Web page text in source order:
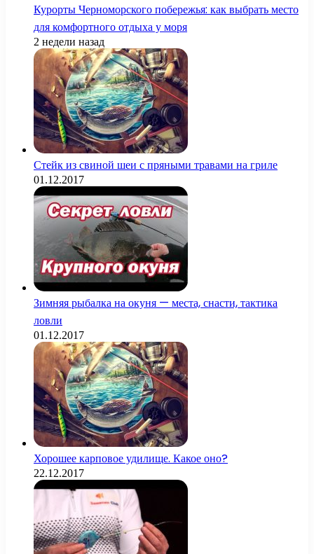
Курорты Черноморского побережья: как выбрать место
для комфортного отдыха у моря
2 недели назад
Стейк из свиной шеи с пряными травами на гриле
01.12.2017
Зимняя рыбалка на окуня — места, снасти, тактика
ловли
01.12.2017
Хорошее карповое удилище. Какое оно?
22.12.2017